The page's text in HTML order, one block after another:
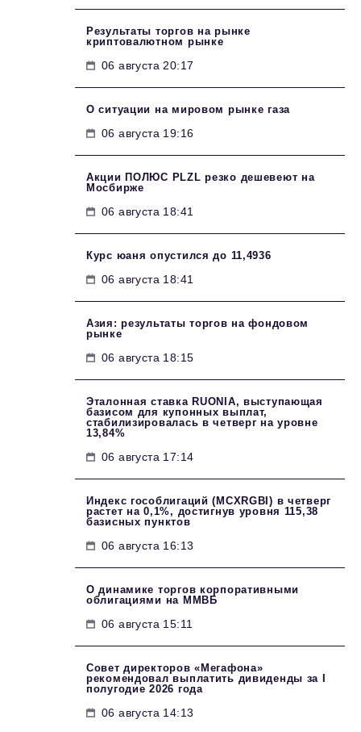
Результаты торгов на рынке
криптовалютном рынке
06 августа 20:17
О ситуации на мировом рынке газа
06 августа 19:16
Акции ПОЛЮС PLZL резко дешевеют на
Мосбирже
06 августа 18:41
Курс юаня опустился до 11,4936
06 августа 18:41
Азия: результаты торгов на фондовом
рынке
06 августа 18:15
Эталонная ставка RUONIA, выступающая
базисом для купонных выплат,
стабилизировалась в четверг на уровне
13,84%
06 августа 17:14
Индекс гособлигаций (MCXRGBI) в четверг
растет на 0,1%, достигнув уровня 115,38
базисных пунктов
06 августа 16:13
О динамике торгов корпоративными
облигациями на ММВБ
06 августа 15:11
Совет директоров «Мегафона»
рекомендовал выплатить дивиденды за I
полугодие 2026 года
06 августа 14:13